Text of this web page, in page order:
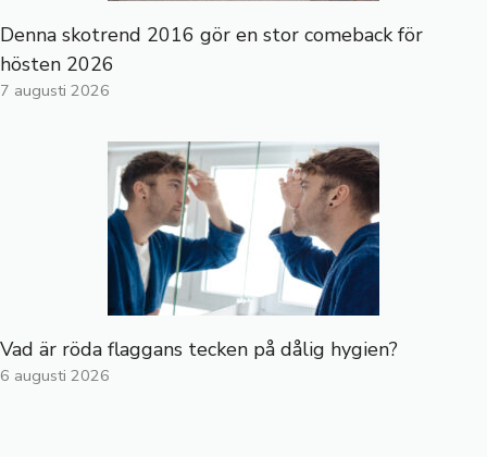
Denna skotrend 2016 gör en stor comeback för
hösten 2026
7 augusti 2026
Vad är röda flaggans tecken på dålig hygien?
6 augusti 2026